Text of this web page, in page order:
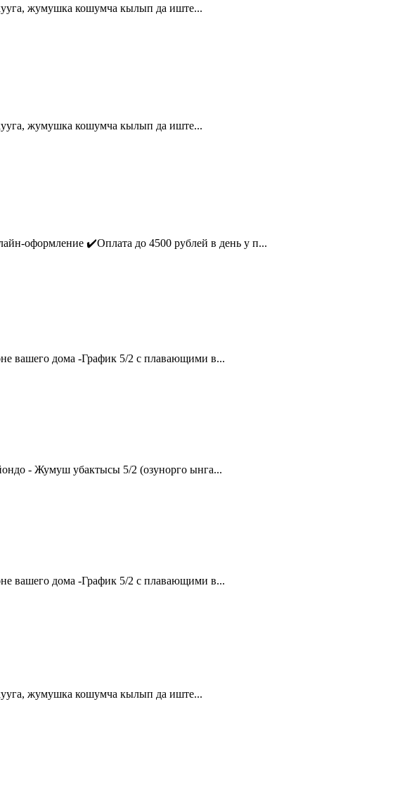
жумушка кошумча кылып да иште...
жумушка кошумча кылып да иште...
✔️Оплата до 4500 рублей в день у п...
вашего дома -График 5/2 с плавающими в...
- Жумуш убактысы 5/2 (озунорго ынга...
вашего дома -График 5/2 с плавающими в...
жумушка кошумча кылып да иште...